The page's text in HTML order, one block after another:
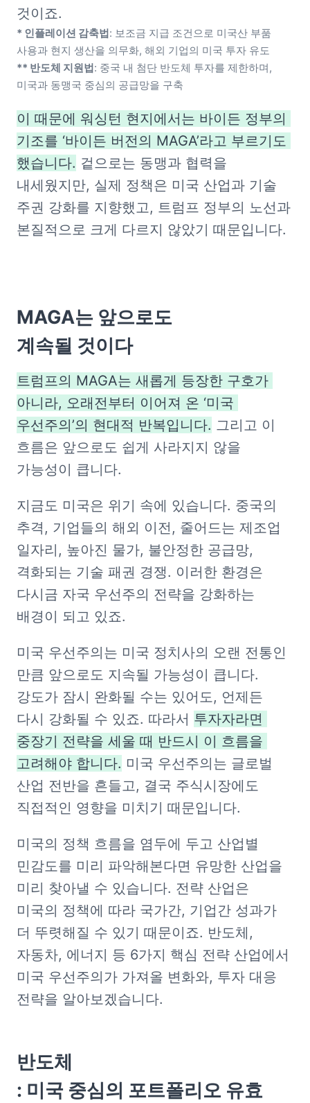
* 인플레이션 감축법: 보조금 지급 조건으로 미국산 부품
** 반도체 지원법: 중국 내 첨단 반도체 투자를 제한하며,
미국과 동맹국 중심의 공급망을 구축
이 때문에 워싱턴 현지에서는 바이든 정부의
기조를 ‘바이든 버전의 MAGA’라고 부르기도
했습니다. 겉으로는 동맹과 협력을
내세웠지만, 실제 정책은 미국 산업과 기술
주권 강화를 지향했고, 트럼프 정부의 노선과
본질적으로 크게 다르지 않았기 때문입니다.
MAGA는 앞으로도
계속될 것이다
트럼프의 MAGA는 새롭게 등장한 구호가
아니라, 오래전부터 이어져 온 ‘미국
우선주의’의 현대적 반복입니다. 그리고 이
흐름은 앞으로도 쉽게 사라지지 않을
가능성이 큽니다.
지금도 미국은 위기 속에 있습니다. 중국의
추격, 기업들의 해외 이전, 줄어드는 제조업
일자리, 높아진 물가, 불안정한 공급망,
격화되는 기술 패권 경쟁. 이러한 환경은
다시금 자국 우선주의 전략을 강화하는
배경이 되고 있죠.
미국 우선주의는 미국 정치사의 오랜 전통인
만큼 앞으로도 지속될 가능성이 큽니다.
강도가 잠시 완화될 수는 있어도, 언제든
다시 강화될 수 있죠. 따라서 투자자라면
중장기 전략을 세울 때 반드시 이 흐름을
고려해야 합니다. 미국 우선주의는 글로벌
산업 전반을 흔들고, 결국 주식시장에도
직접적인 영향을 미치기 때문입니다.
미국의 정책 흐름을 염두에 두고 산업별
민감도를 미리 파악해본다면 유망한 산업을
미리 찾아낼 수 있습니다. 전략 산업은
미국의 정책에 따라 국가간, 기업간 성과가
더 뚜렷해질 수 있기 때문이죠. 반도체,
자동차, 에너지 등 6가지 핵심 전략 산업에서
미국 우선주의가 가져올 변화와, 투자 대응
전략을 알아보겠습니다.
반도체
: 미국 중심의 포트폴리오 유효